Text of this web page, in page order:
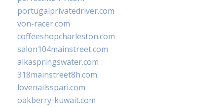
portugalprivatedriver.com
von-racer.com
coffeeshopcharleston.com
salon104mainstreet.com
alkaspringswater.com
318mainstreet8h.com
lovenailsspari.com
oakberry-kuwait.com